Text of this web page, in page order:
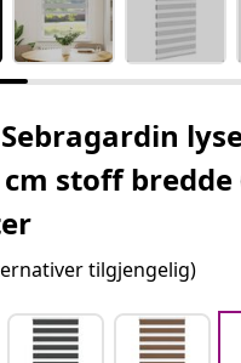
stoff bredde
tilgjengelig)